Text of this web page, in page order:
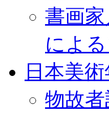
書画
による
日本美
物故